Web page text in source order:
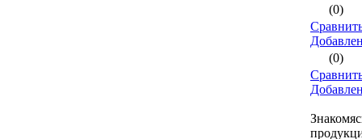
(0)
(0)